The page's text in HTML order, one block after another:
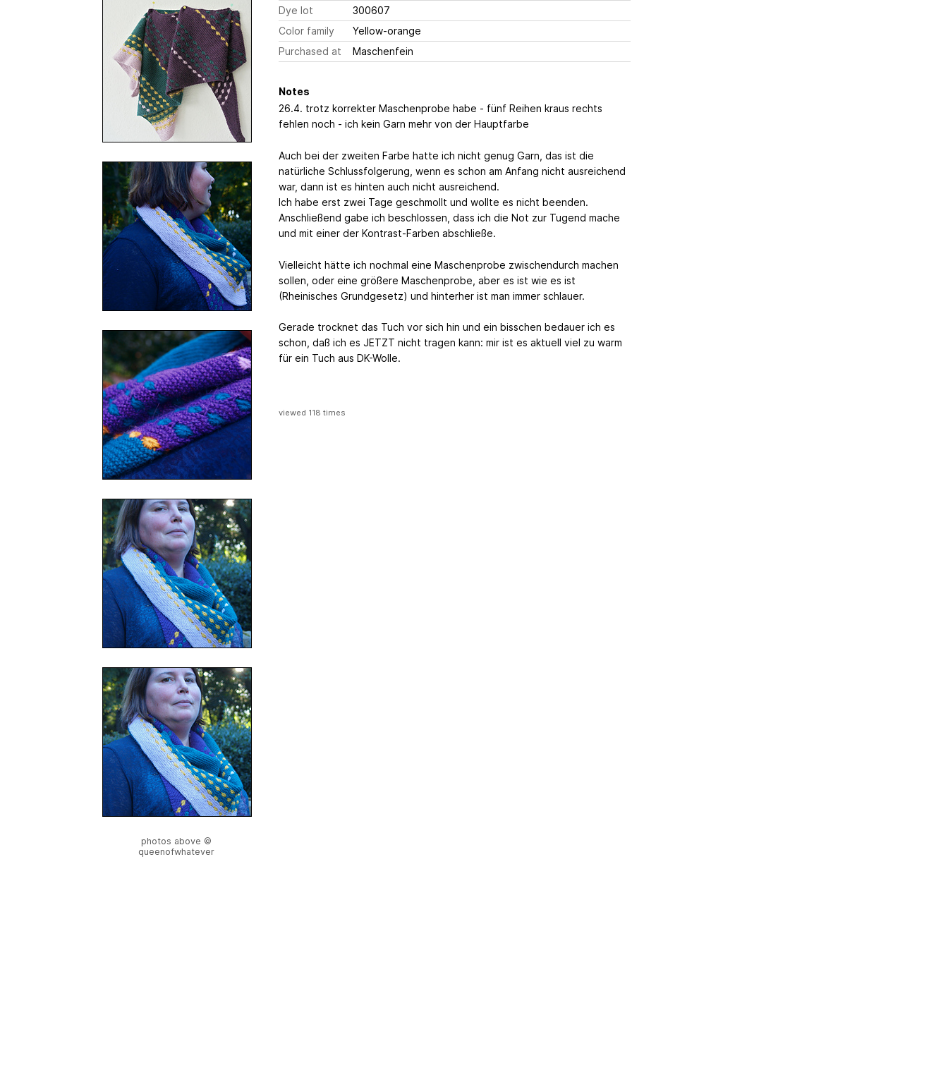
photos above ©
queenofwhatever
Dye lot
300607
Color family
Yellow-orange
Purchased at
Maschenfein
Notes
26.4. trotz korrekter Maschenprobe habe - fünf Reihen kraus rechts
fehlen noch - ich kein Garn mehr von der Hauptfarbe
Auch bei der zweiten Farbe hatte ich nicht genug Garn, das ist die
natürliche Schlussfolgerung, wenn es schon am Anfang nicht ausreichend
war, dann ist es hinten auch nicht ausreichend.
Ich habe erst zwei Tage geschmollt und wollte es nicht beenden.
Anschließend gabe ich beschlossen, dass ich die Not zur Tugend mache
und mit einer der Kontrast-Farben abschließe.
Vielleicht hätte ich nochmal eine Maschenprobe zwischendurch machen
sollen, oder eine größere Maschenprobe, aber es ist wie es ist
(Rheinisches Grundgesetz) und hinterher ist man immer schlauer.
Gerade trocknet das Tuch vor sich hin und ein bisschen bedauer ich es
schon, daß ich es JETZT nicht tragen kann: mir ist es aktuell viel zu warm
für ein Tuch aus DK-Wolle.
viewed 118 times